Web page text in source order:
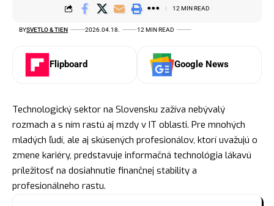
BYSVETLO & TIEN 2026.04.18. 12 MIN READ
12 MIN READ
Flipboard Google News
Technologický sektor na Slovensku zažíva nebývalý
rozmach a s ním rastú aj mzdy v IT oblasti. Pre mnohých
mladých ľudí, ale aj skúsených profesionálov, ktorí uvažujú o
zmene kariéry, predstavuje informačná technológia lákavú
príležitosť na dosiahnutie finančnej stability a
profesionálneho rastu.